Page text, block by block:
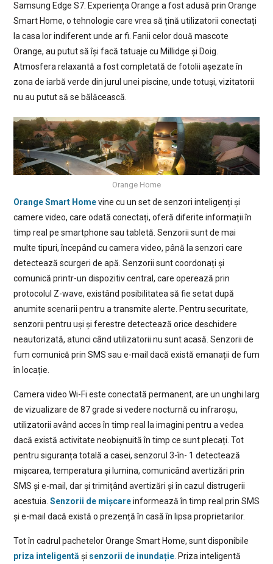
Samsung Edge S7. Experiența Orange a fost adusă prin Orange
Smart Home, o tehnologie care vrea să țină utilizatorii conectați
la casa lor indiferent unde ar fi. Fanii celor două mascote
Orange, au putut să își facă tatuaje cu Millidge și Doig.
Atmosfera relaxantă a fost completată de fotolii așezate în
zona de iarbă verde din jurul unei piscine, unde totuși, vizitatorii
nu au putut să se bălăcească.
Orange Home
Orange Smart Homevine cu un set de senzori inteligenți și
camere video, care odată conectați, oferă diferite informații în
timp real pe smartphone sau tabletă. Senzorii sunt de mai
multe tipuri, începând cu camera video, până la senzori care
detectează scurgeri de apă. Senzorii sunt coordonați și
comunică printr-un dispozitiv central, care operează prin
protocolul Z-wave, existând posibilitatea să fie setat după
anumite scenarii pentru a transmite alerte. Pentru securitate,
senzorii pentru uși și ferestre detectează orice deschidere
neautorizată, atunci când utilizatorii nu sunt acasă. Senzorii de
fum comunică prin SMS sau e-mail dacă există emanații de fum
în locație.
Camera video Wi-Fi este conectată permanent, are un unghi larg
de vizualizare de 87 grade si vedere nocturnă cu infraroșu,
utilizatorii având acces în timp real la imagini pentru a vedea
dacă există activitate neobișnuită în timp ce sunt plecați. Tot
pentru siguranța totală a casei, senzorul 3-în- 1 detectează
mișcarea, temperatura și lumina, comunicând avertizări prin
SMS și e-mail, dar și trimițând avertizări și în cazul distrugerii
acestuia. Senzorii de mișcareinformează în timp real prin SMS
și e-mail dacă există o prezență în casă în lipsa proprietarilor.
Tot în cadrul pachetelor Orange Smart Home, sunt disponibile
priza inteligentă și senzorii de inundație. Priza inteligentă